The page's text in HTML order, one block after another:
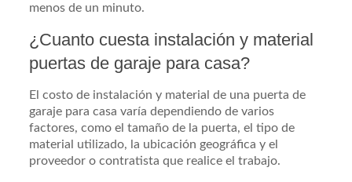
menos de un minuto.
¿Cuanto cuesta instalación y material
puertas de garaje para casa?
El costo de instalación y material de una puerta de
garaje para casa varía dependiendo de varios
factores, como el tamaño de la puerta, el tipo de
material utilizado, la ubicación geográfica y el
proveedor o contratista que realice el trabajo.